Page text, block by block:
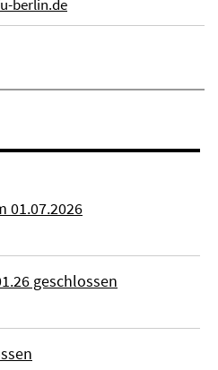
berlin.de
01.07.2026
geschlossen